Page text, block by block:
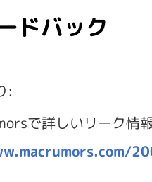
ドバック
:
で詳しいリーク情